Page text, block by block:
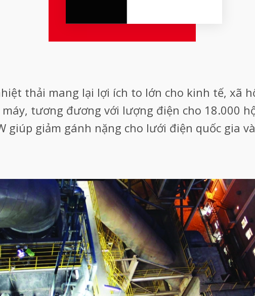
thải mang lại lợi ích to lớn cho kinh tế, xã
tương đương với lượng điện cho 18.000
giúp giảm gánh nặng cho lưới điện quốc gia